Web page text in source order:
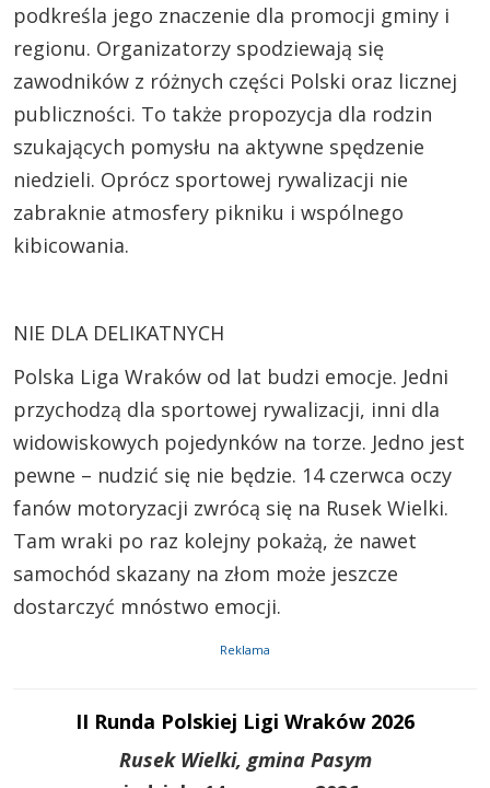
podkreśla jego znaczenie dla promocji gminy i
regionu. Organizatorzy spodziewają się
zawodników z różnych części Polski oraz licznej
publiczności. To także propozycja dla rodzin
szukających pomysłu na aktywne spędzenie
niedzieli. Oprócz sportowej rywalizacji nie
zabraknie atmosfery pikniku i wspólnego
kibicowania.
NIE DLA DELIKATNYCH
Polska Liga Wraków od lat budzi emocje. Jedni
przychodzą dla sportowej rywalizacji, inni dla
widowiskowych pojedynków na torze. Jedno jest
pewne – nudzić się nie będzie. 14 czerwca oczy
fanów motoryzacji zwrócą się na Rusek Wielki.
Tam wraki po raz kolejny pokażą, że nawet
samochód skazany na złom może jeszcze
dostarczyć mnóstwo emocji.
Reklama
II Runda Polskiej Ligi Wraków 2026
Rusek Wielki, gmina Pasym